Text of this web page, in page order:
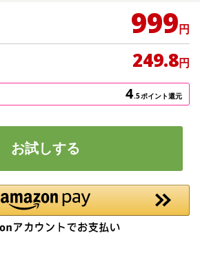
999円
249.8円
4.5ポイント還元
お試しする